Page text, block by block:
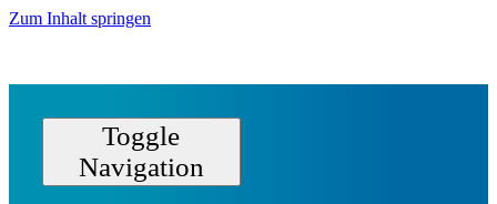
Zum Inhalt springen
Toggle
Navigation